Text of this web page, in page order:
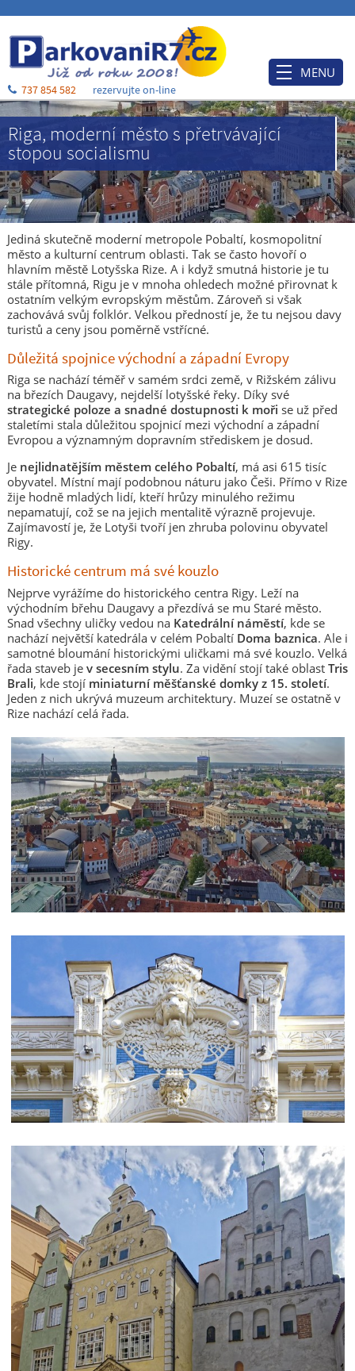
Riga, moderní město s přetrvávající
stopou socialismu
Jediná skutečně moderní metropole Pobaltí, kosmopolitní
město a kulturní centrum oblasti. Tak se často hovoří o
hlavním městě Lotyšska Rize. A i když smutná historie je tu
stále přítomná, Rigu je v mnoha ohledech možné přirovnat k
ostatním velkým evropským městům. Zároveň si však
zachovává svůj folklór. Velkou předností je, že tu nejsou davy
turistů a ceny jsou poměrně vstřícné.
Důležitá spojnice východní a západní Evropy
Riga se nachází téměř v samém srdci země, v Rižském zálivu
na březích Daugavy, nejdelší lotyšské řeky. Díky své
strategické poloze a snadné dostupnosti k moři se už před
staletími stala důležitou spojnicí mezi východní a západní
Evropou a významným dopravním střediskem je dosud.
Je nejlidnatějším městem celého Pobaltí, má asi 615 tisíc
obyvatel. Místní mají podobnou náturu jako Češi. Přímo v Rize
žije hodně mladých lidí, kteří hrůzy minulého režimu
nepamatují, což se na jejich mentalitě výrazně projevuje.
Zajímavostí je, že Lotyši tvoří jen zhruba polovinu obyvatel
Rigy.
Historické centrum má své kouzlo
Nejprve vyrážíme do historického centra Rigy. Leží na
východním břehu Daugavy a přezdívá se mu Staré město.
Snad všechny uličky vedou naKatedrální náměstí, kde se
nachází největší katedrála v celém PobaltíDoma baznica. Ale i
samotné bloumání historickými uličkami má své kouzlo. Velká
řada staveb je v secesním stylu. Za vidění stojí také oblast Tris
Brali, kde stojí miniaturní měšťanské domky z 15. století.
Jeden z nich ukrývá muzeum architektury. Muzeí se ostatně v
Rize nachází celá řada.
737 854 582 rezervujte on-line
MENU
Úvod
Ceník
Rezervace
Po příjezdu
Ubytování
O nás
Blog
Kontakt a mapa